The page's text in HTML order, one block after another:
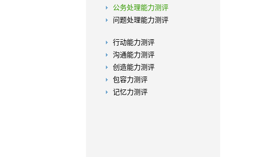
公务处理能力测评
问题处理能力测评
行动能力测评
沟通能力测评
创造能力测评
包容力测评
记忆力测评